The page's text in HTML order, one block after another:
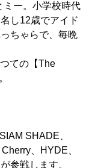
ミー。小学校時代
し12歳でアイド
ちゃらで、毎晩
ての【The
SHADE、
、HYDE、
参戦します。